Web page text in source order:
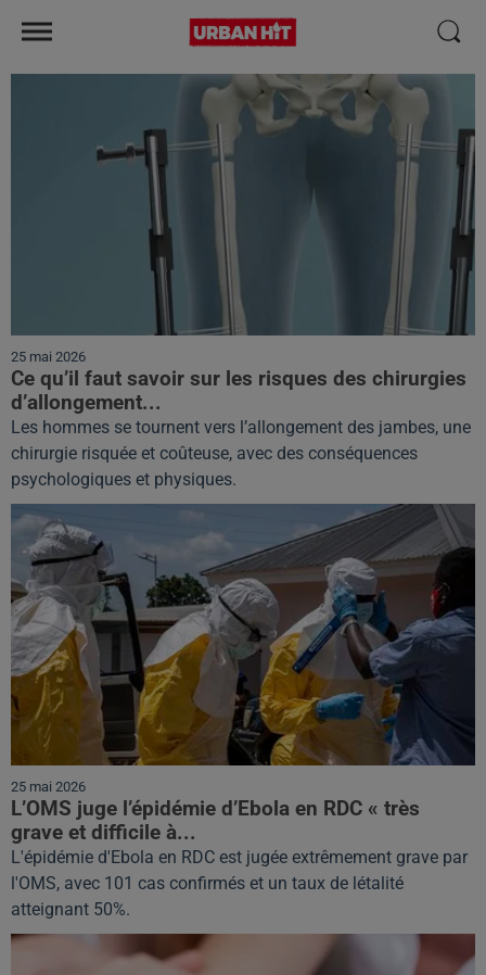
25 mai 2026
Ce qu’il faut savoir sur les risques des chirurgies
d’allongement...
Les hommes se tournent vers l’allongement des jambes, une
chirurgie risquée et coûteuse, avec des conséquences
psychologiques et physiques.
25 mai 2026
L’OMS juge l’épidémie d’Ebola en RDC « très
grave et difficile à...
L'épidémie d'Ebola en RDC est jugée extrêmement grave par
l'OMS, avec 101 cas confirmés et un taux de létalité
atteignant 50%.